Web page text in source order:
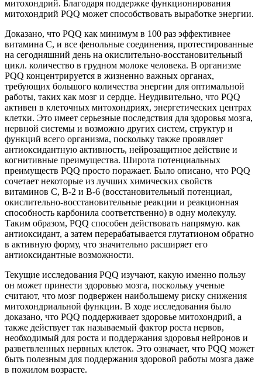
митохондрий. Благодаря поддержке функционирования
митохондрий PQQ может способствовать выработке энергии.
Доказано, что PQQ как минимум в 100 раз эффективнее
витамина C, и все фенольные соединения, протестированные
на сегодняшний день на окислительно-восстановительный
цикл. количество в грудном молоке человека. В организме
PQQ концентрируется в жизненно важных органах,
требующих большого количества энергии для оптимальной
работы, таких как мозг и сердце. Неудивительно, что PQQ
активен в клеточных митохондриях, энергетических центрах
клетки. Это имеет серьезные последствия для здоровья мозга,
нервной системы и возможно других систем, структур и
функций всего организма, поскольку также проявляет
антиоксидантную активность, нейрозащитное действие и
когнитивные преимущества. Широта потенциальных
преимуществ PQQ просто поражает. Было описано, что PQQ
сочетает некоторые из лучших химических свойств
витаминов C, B-2 и B-6 (восстановительный потенциал,
окислительно-восстановительные реакции и реакционная
способность карбонила соответственно) в одну молекулу.
Таким образом, PQQ способен действовать напрямую. как
антиоксидант, а затем перерабатывается глутатионом обратно
в активную форму, что значительно расширяет его
антиоксидантные возможности.
Текущие исследования PQQ изучают, какую именно пользу
он может принести здоровью мозга, поскольку ученые
считают, что мозг подвержен наибольшему риску снижения
митохондриальной функции. В ходе исследования было
доказано, что PQQ поддерживает здоровье митохондрий, а
также действует так называемый фактор роста нервов,
необходимый для роста и поддержания здоровья нейронов и
разветвленных нервных клеток. Это означает, что PQQ может
быть полезным для поддержания здоровой работы мозга даже
в пожилом возрасте.